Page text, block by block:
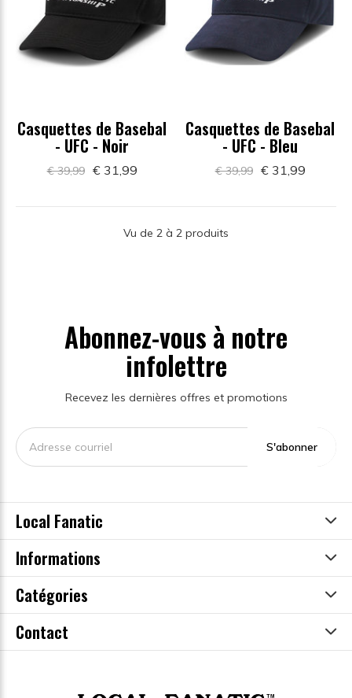
Casquettes de Basebal
- UFC - Noir
€ 39,99 € 31,99
Casquettes de Basebal
- UFC - Bleu
€ 39,99 € 31,99
Vu de 2 à 2 produits
Abonnez-vous à notre
infolettre
Recevez les dernières offres et promotions
S'abonner
Local Fanatic
Informations
Catégories
Contact